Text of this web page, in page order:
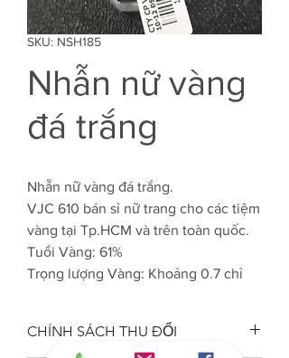
SKU: NSH185
Nhẫn nữ vàng
đá trắng
Nhẫn nữ vàng đá trắng.
VJC 610 bán sỉ nữ trang cho các tiệm
vàng tại Tp.HCM và trên toàn quốc.
Tuổi Vàng: 61%
Trọng lượng Vàng: Khoảng 0.7 chỉ
CHÍNH SÁCH THU ĐỔI